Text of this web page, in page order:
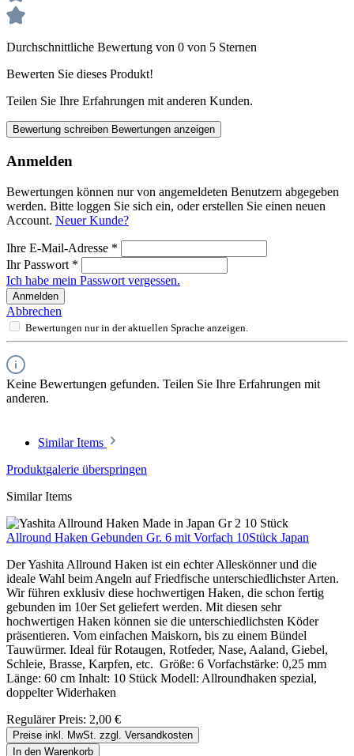
Durchschnittliche Bewertung von 0 von 5 Sternen
Bewerten Sie dieses Produkt!
Teilen Sie Ihre Erfahrungen mit anderen Kunden.
Bewertung schreiben Bewertungen anzeigen
Anmelden
Bewertungen können nur von angemeldeten Benutzern abgegeben
werden. Bitte loggen Sie sich ein, oder erstellen Sie einen neuen
Account. Neuer Kunde?
Ihre E-Mail-Adresse *
Ihr Passwort *
Ich habe mein Passwort vergessen.
Anmelden
Abbrechen
Bewertungen nur in der aktuellen Sprache anzeigen.
Keine Bewertungen gefunden. Teilen Sie Ihre Erfahrungen mit
anderen.
Similar Items
Produktgalerie überspringen
Similar Items
Allround Haken Gebunden Gr. 6 mit Vorfach 10Stück Japan
Der Yashita Allround Haken ist ein echter Alleskönner und die
ideale Wahl beim Angeln auf Friedfische unterschiedlichster Arten.
Wir führen exklusiv diese hochwertigen Haken, die schon fertig
gebunden im 10er Set geliefert werden. Mit diesen sehr
hochwertigen Haken können sie die unterschiedlichsten Köder
präsentieren. Vom einfachen Maiskorn, bis zu einem Bündel
Tauwürmer. Ideal für Rotaugen, Rotfeder, Nase, Aaland, Giebel,
Schleie, Brasse, Karpfen, etc. Größe: 6 Vorfachstärke: 0,25 mm
Länge: 60 cm Inhalt: 10 Stück Modell: Allroundhaken spezial,
doppelter Widerhaken
Regulärer Preis: 2,00 €
Preise inkl. MwSt. zzgl. Versandkosten
In den Warenkorb